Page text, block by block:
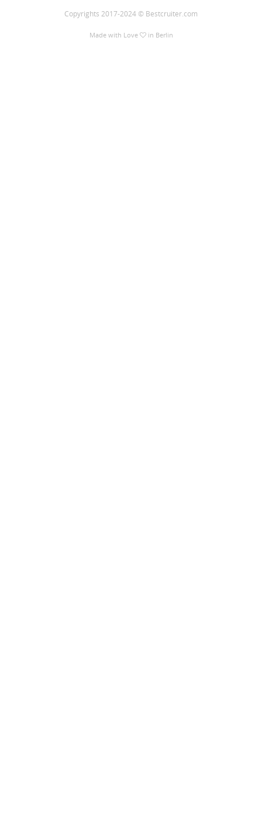
Copyrights 2017-2024 © Bestcruiter.com
Made with Love in Berlin